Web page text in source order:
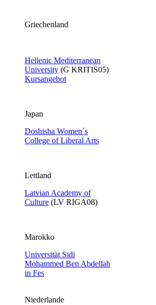
Griechenland
Hellenic Mediterranean
University​ ​(G KRITIS05​)
Kursangebot​
Japan
Doshisha Women´s
College of Liberal Arts
​Lettland
Latvian Academy of
Culture​ (LV RIGA08​)​
​​​​​​​​Marokko ​​​​
Universität Sidi
Mohammed Ben Abdellah
in Fes​
Niederlande​​​​